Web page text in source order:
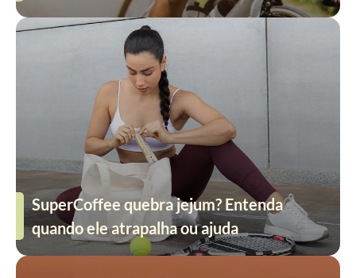
SuperCoffee quebra jejum? Entenda
quando ele atrapalha ou ajuda